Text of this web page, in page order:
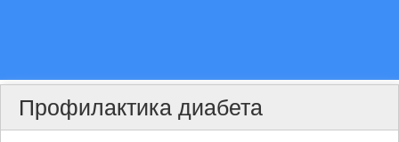
Профилактика диабета